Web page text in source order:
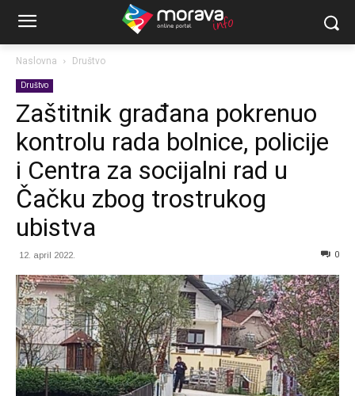
Naslovna Društvo
Društvo
Zaštitnik građana pokrenuo
kontrolu rada bolnice, policije
i Centra za socijalni rad u
Čačku zbog trostrukog
ubistva
12. april 2022. 0